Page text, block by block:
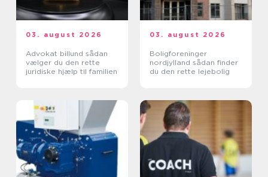
03. august 2026
Advokat billund sådan
vælger du den rette
juridiske hjælp til familien
03. august 2026
Boligforeninger
nordjylland sådan finder
du den rette lejebolig